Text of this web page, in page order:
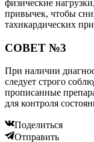
физические
привычек, чтобы
тахикардических
СОВЕТ №3
При наличии
следует строго
прописанные
для контроля
Поделиться
Отправить